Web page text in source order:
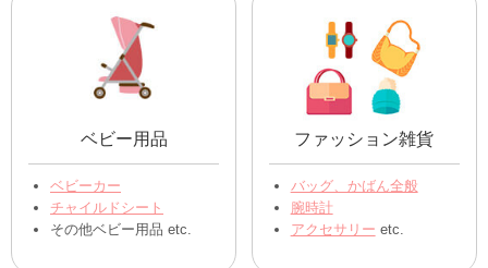
ベビー用品
ベビーカー
チャイルドシート
その他ベビー用品 etc.
ファッション雑貨
バッグ、かばん全般
腕時計
アクセサリー etc.